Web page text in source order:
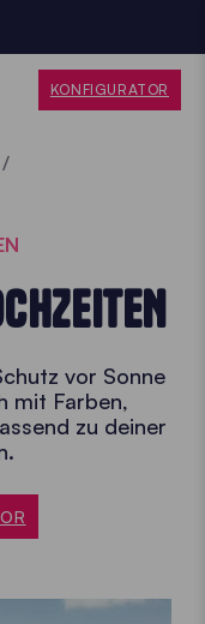
KONFIGURATOR
vor Sonne
mit Farben,
zu deiner